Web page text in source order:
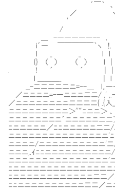
´￣｀ 、
／
'
/
＿ -―――――-- ､
i´― ￣￣￣￣￣｀ヽ
l _ _ l l 〈ﾄ
{} （ ） （ ） l | ヾｌ
. ! ´ ´ | | 〈|!
l ＿＿＿_ | l ヾ
__-二二二二二ニ=‐-＿
／ニニニニ=-―ニニニ二二
／ニニニニニニニニ二二
ニニニニニニニニニ＞''"ﾆニ
ニニニニニニニニ´ニニニニニ
ﾆニニニニニ／ﾆﾆニニニニニ二
ニニニニニニニニニニニニニニ
ニニニニ/ニニニニニニニニニニ'
ニニニ,.ｲﾆﾆニニニニニニニニニニ
ニニニニニニニニニニニニニニニ'
ﾆニニニニニニニニニニニニニニ
ﾆニニニニニニニニニニニニ二二
ﾆﾆニニニニニニニニニニ二二／